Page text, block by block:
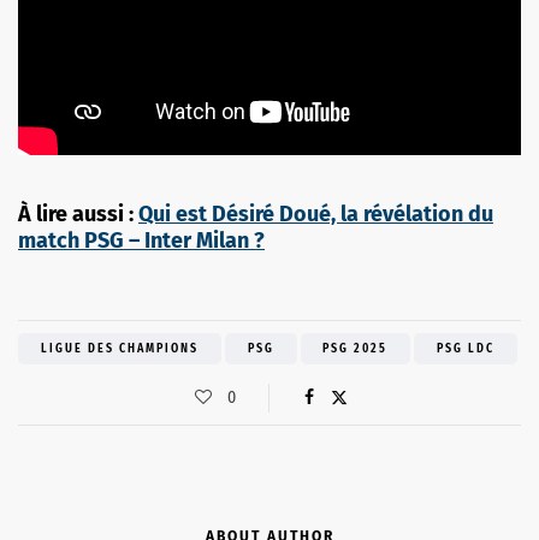
À lire aussi :Qui est Désiré Doué, la révélation du
match PSG – Inter Milan ?
LIGUE DES CHAMPIONS PSG PSG 2025 PSG LDC
0
ABOUT AUTHOR